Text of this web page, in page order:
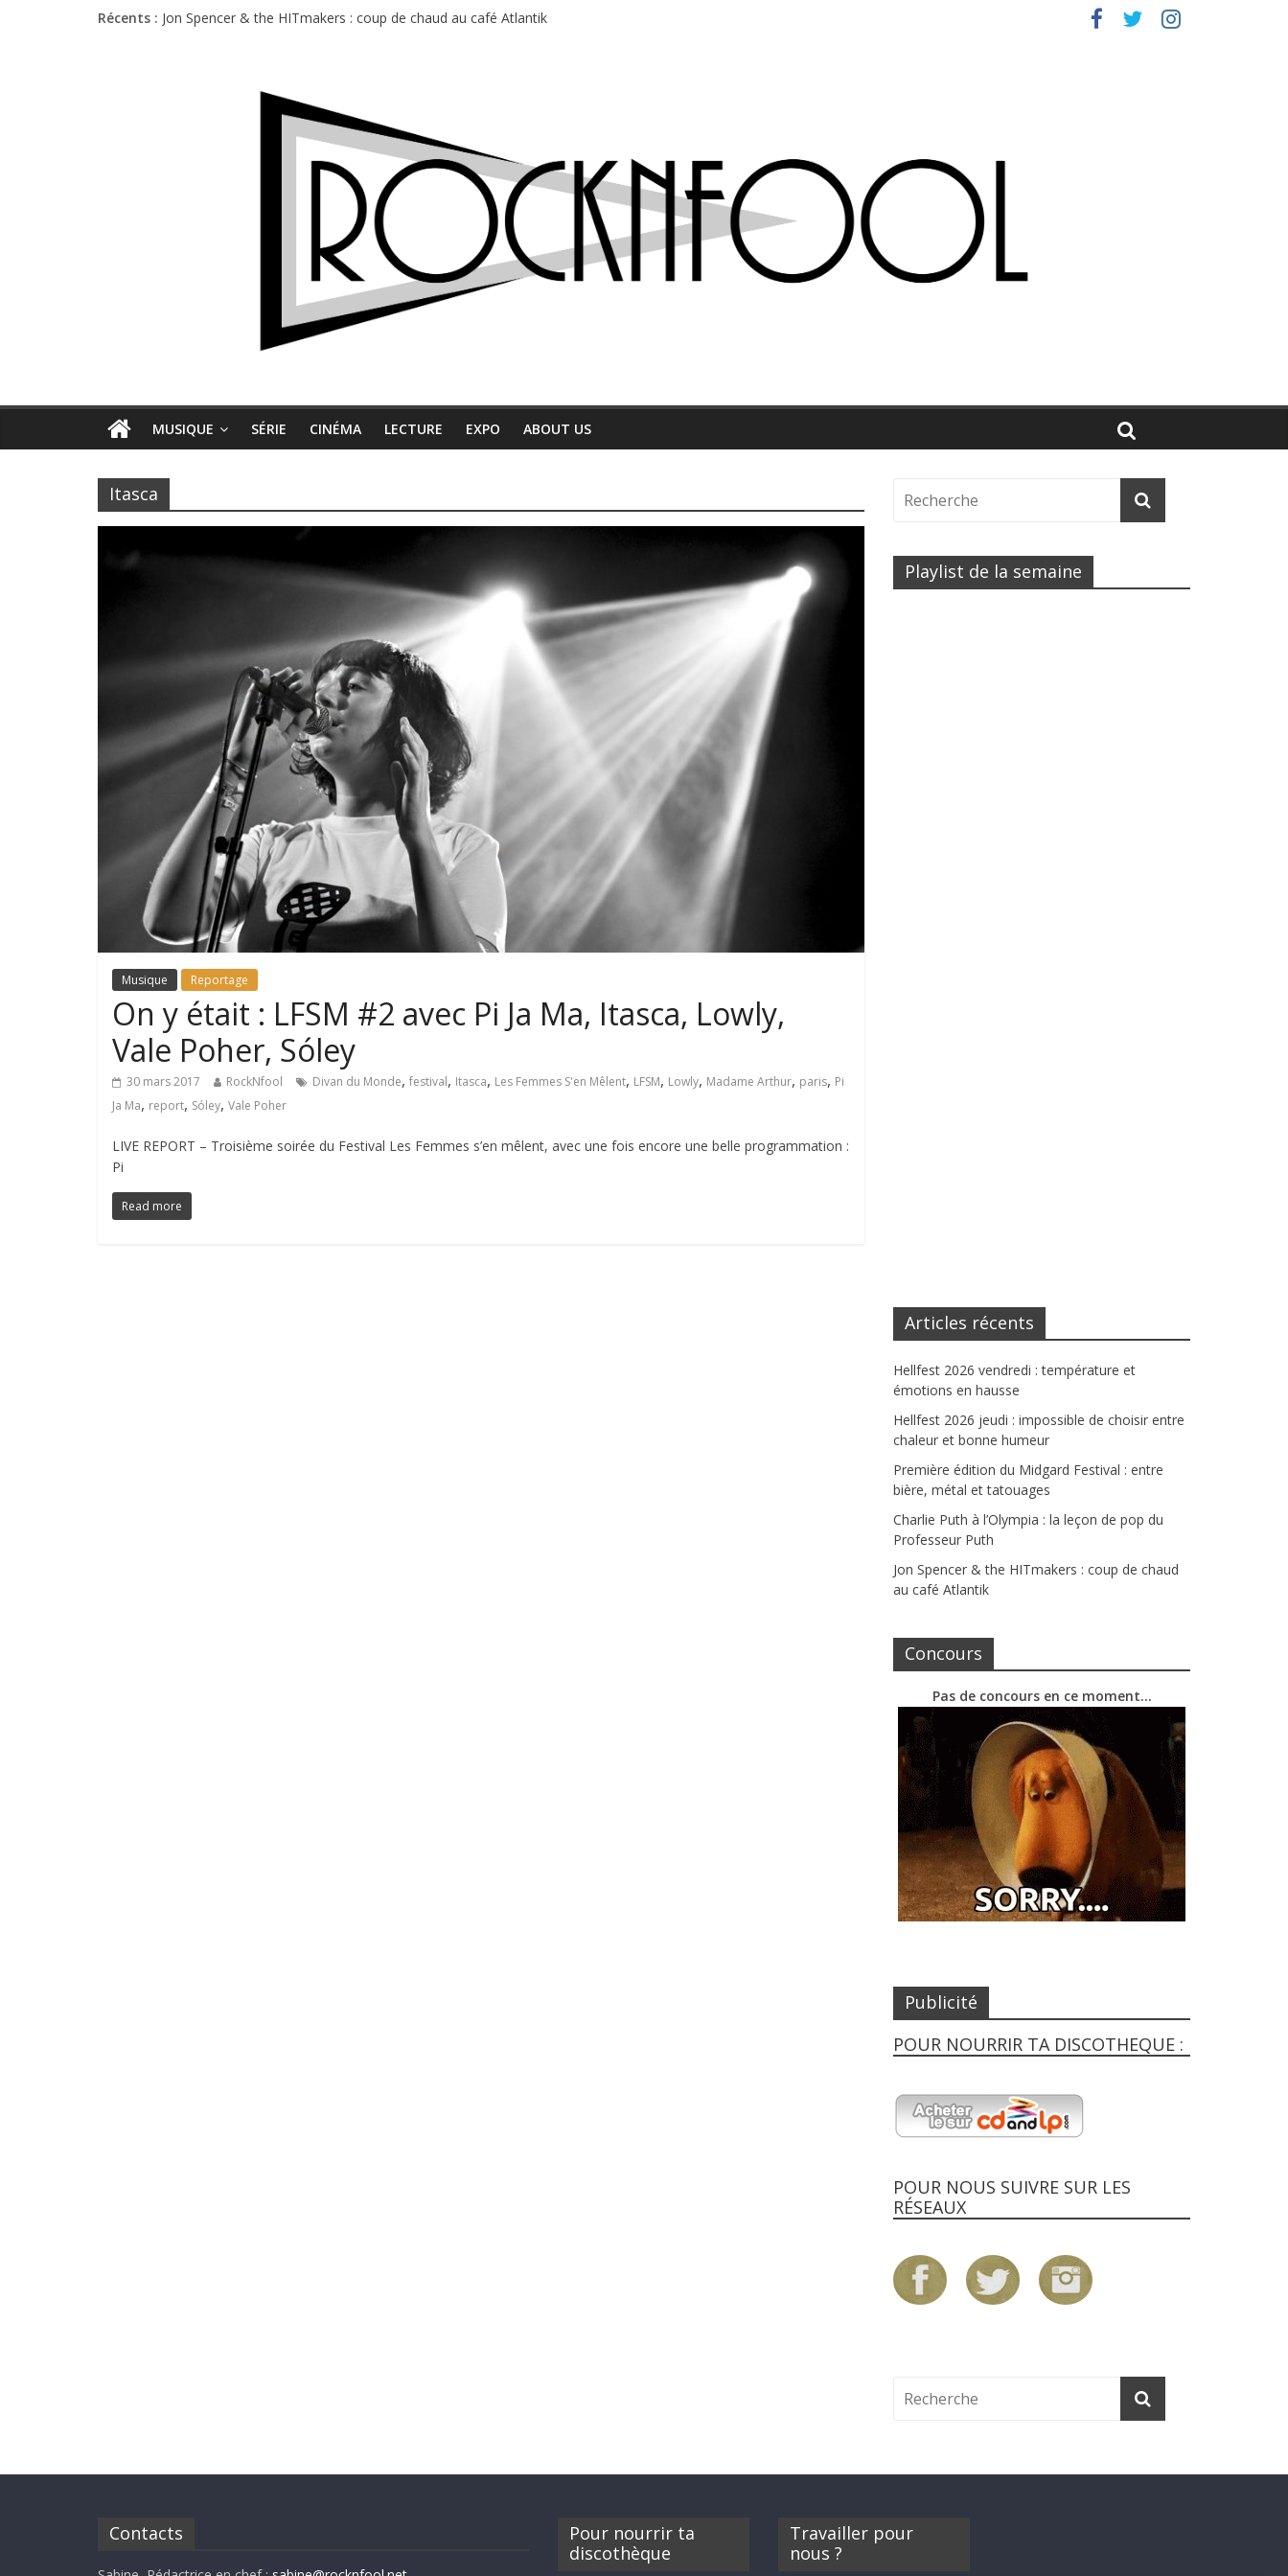
Récents : Jon Spencer & the HITmakers : coup de chaud au café Atlantik
Charlie Puth à l’Olympia : la leçon de pop du Professeur Puth
MUSIQUE SÉRIE CINÉMA LECTURE EXPO ABOUT US
Itasca
Musique Reportage
On y était : LFSM #2 avec Pi Ja Ma, Itasca, Lowly,
Vale Poher, Sóley
30 mars 2017 RockNfool Divan du Monde, festival, Itasca, Les Femmes S'en Mêlent, LFSM, Lowly, Madame Arthur, paris, Pi
Ja Ma, report, Sóley, Vale Poher
LIVE REPORT – Troisième soirée du Festival Les Femmes s’en mêlent, avec une fois encore une belle programmation :
Pi
Read more
Playlist de la semaine
Articles récents
Hellfest 2026 vendredi : température et
émotions en hausse
Hellfest 2026 jeudi : impossible de choisir entre
chaleur et bonne humeur
Première édition du Midgard Festival : entre
bière, métal et tatouages
Charlie Puth à l’Olympia : la leçon de pop du
Professeur Puth
Jon Spencer & the HITmakers : coup de chaud
au café Atlantik
Concours
Pas de concours en ce moment…
Publicité
POUR NOURRIR TA DISCOTHEQUE :
POUR NOUS SUIVRE SUR LES
RÉSEAUX
Contacts
Pour nourrir ta
discothèque
Travailler pour
nous ?